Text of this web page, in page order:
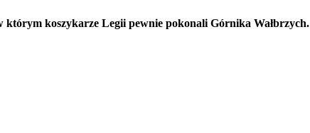
którym koszykarze Legii pewnie pokonali Górnika Wałbrzych.